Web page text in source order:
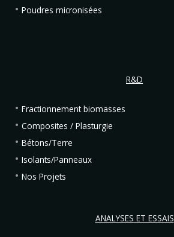
Poudres micronisées
R&D
Fractionnement biomasses
Composites / Plasturgie
Bétons/Terre
Isolants/Panneaux
Nos Projets
ANALYSES ET ESSAIS